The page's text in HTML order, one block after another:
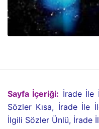
Sayfa İçeriği: İrade İle
Sözler Kısa, İrade İle
İlgili Sözler Ünlü, İrade